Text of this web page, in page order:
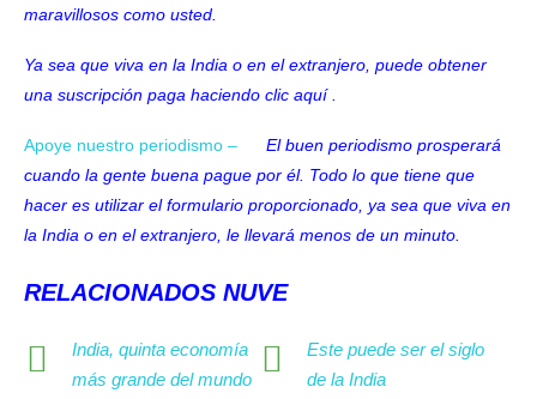
maravillosos como usted.
Ya sea que viva en la India o en el extranjero, puede obtener
una suscripción paga haciendo clic aquí.
Apoye nuestro periodismo – El buen periodismo prosperará
cuando la gente buena pague por él. Todo lo que tiene que
hacer es utilizar el formulario proporcionado, ya sea que viva en
la India o en el extranjero, le llevará menos de un minuto.
RELACIONADOS NUVE
India, quinta economía
más grande del mundo
Este puede ser el siglo
de la India